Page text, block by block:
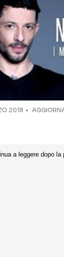
Seguici sui
2018